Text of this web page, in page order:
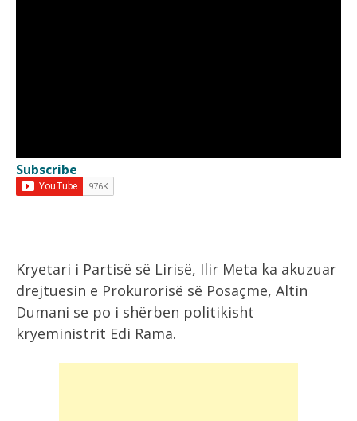
Subscribe
Kryetari i Partisë së Lirisë, Ilir Meta ka akuzuar
drejtuesin e Prokurorisë së Posaçme, Altin
Dumani se po i shërben politikisht
kryeministrit Edi Rama.